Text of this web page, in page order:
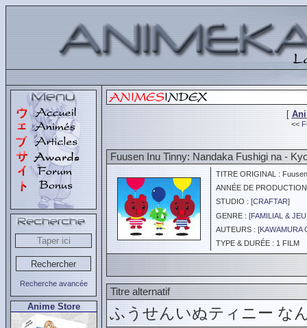
Recherche avancée
Anime Store
[
<<
Fuusen Inu Tinny: Nandaka Fushigi na -
TITRE ORIGINAL :
ANNÉE DE
STUDIO : [CRAFTAR]
GENRE : [FAMILIAL &
AUTEURS : [KAWAMURA
TYPE & DURÉE : 1 FILM
Titre alternatif
ふうせんいぬティニー な